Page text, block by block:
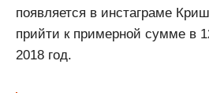
появляется в инстаграме
прийти к примерной сумме в
2018 год.